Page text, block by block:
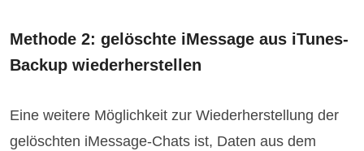
Methode 2: gelöschte iMessage aus iTunes-
Backup wiederherstellen
Eine weitere Möglichkeit zur Wiederherstellung der
gelöschten iMessage-Chats ist, Daten aus dem